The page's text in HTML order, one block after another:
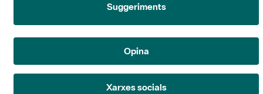
Suggeriments
Opina
Xarxes socials